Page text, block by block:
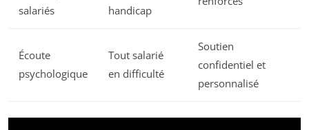
salariés
handicap
Écoute
psychologique
Tout salarié
en difficulté
Soutien
confidentiel et
personnalisé